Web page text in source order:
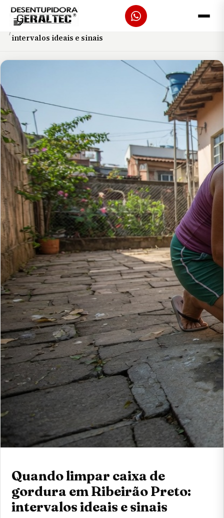
Início Blog
Quando limpar caixa de gordura em Ribeirão Preto:
intervalos ideais e sinais
Quando limpar caixa de
gordura em Ribeirão Preto:
intervalos ideais e sinais